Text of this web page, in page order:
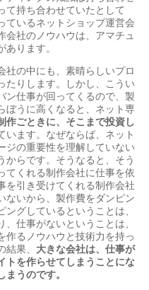
て持ち合わせていたとして
ているネットショップ運営会
会社のノウハウは、アマチュ
ります。
の中にも、素晴らしいプロ
たりします。しかし、こうい
ン仕事が回ってくるので、製
ぼうに高くなると、ネット専
作ごときに、そこまで投資し
います。なぜならば、ネット
ジの重要性を理解していない
からです。そうなると、そう
てくれる制作会社に仕事を依
を引き受けてくれる制作会社
ないから、製作費をダンピン
グしているということは、
仕事がないということは、
作るノウハウと技術力を持っ
果、 大きな会社は、仕事が
トを作らせてしまうことにな
うのです。